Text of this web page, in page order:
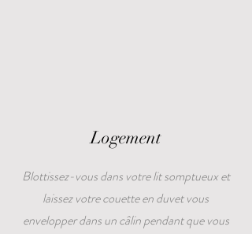
Logement
Blottissez-vous dans votre lit somptueux et
laissez votre couette en duvet vous
envelopper dans un câlin pendant que vous